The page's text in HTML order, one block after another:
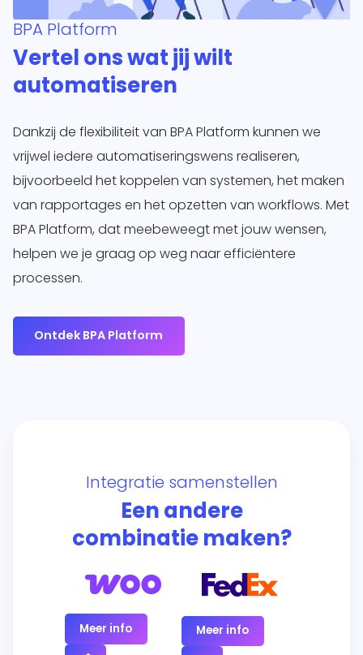
BPA Platform
Vertel ons wat jij wilt
automatiseren
Dankzij de flexibiliteit van BPA Platform kunnen we
vrijwel iedere automatiseringswens realiseren,
bijvoorbeeld het koppelen van systemen, het maken
van rapportages en het opzetten van workflows. Met
BPA Platform, dat meebeweegt met jouw wensen,
helpen we je graag op weg naar efficiëntere
processen.
Ontdek BPA Platform
Integratie samenstellen
Een andere
combinatie maken?
Meer info Meer info